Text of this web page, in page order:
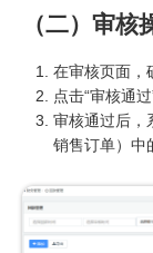
（二）审核
在审核页面，
点击“审核通
审核通过后，
销售订单）中